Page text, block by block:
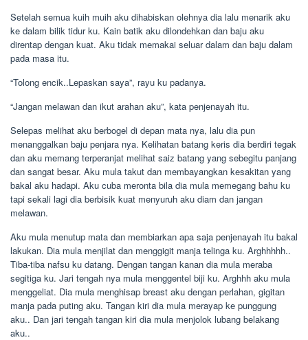
Setelah semua kuih muih aku dihabiskan olehnya dia lalu menarik aku
ke dalam bilik tidur ku. Kain batik aku dilondehkan dan baju aku
direntap dengan kuat. Aku tidak memakai seluar dalam dan baju dalam
pada masa itu.
“Tolong encik..Lepaskan saya”, rayu ku padanya.
“Jangan melawan dan ikut arahan aku”, kata penjenayah itu.
Selepas melihat aku berbogel di depan mata nya, lalu dia pun
menanggalkan baju penjara nya. Kelihatan batang keris dia berdiri tegak
dan aku memang terperanjat melihat saiz batang yang sebegitu panjang
dan sangat besar. Aku mula takut dan membayangkan kesakitan yang
bakal aku hadapi. Aku cuba meronta bila dia mula memegang bahu ku
tapi sekali lagi dia berbisik kuat menyuruh aku diam dan jangan
melawan.
Aku mula menutup mata dan membiarkan apa saja penjenayah itu bakal
lakukan. Dia mula menjilat dan menggigit manja telinga ku. Arghhhhh..
Tiba-tiba nafsu ku datang. Dengan tangan kanan dia mula meraba
segitiga ku. Jari tengah nya mula menggentel biji ku. Arghhh aku mula
menggeliat. Dia mula menghisap breast aku dengan perlahan, gigitan
manja pada puting aku. Tangan kiri dia mula merayap ke punggung
aku.. Dan jari tengah tangan kiri dia mula menjolok lubang belakang
aku..